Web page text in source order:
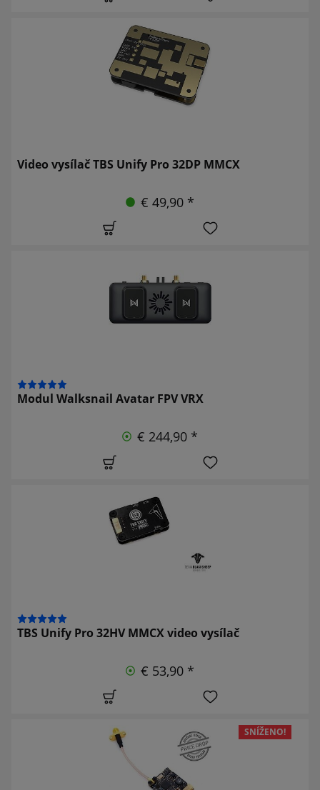
Video vysílač TBS Unify Pro 32DP MMCX
€ 49,90 *
Modul Walksnail Avatar FPV VRX
€ 244,90 *
TBS Unify Pro 32HV MMCX video vysílač
€ 53,90 *
SNÍŽENO!